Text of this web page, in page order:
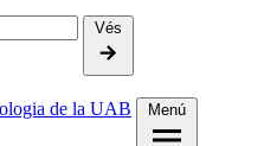
Vés
de la UAB
Menú